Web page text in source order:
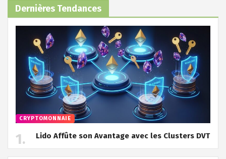
Dernières Tendances
CRYPTOMONNAIE
Lido Affûte son Avantage avec les Clusters DVT